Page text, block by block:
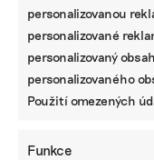
personalizovanou
personalizované
personalizovaný
personalizovaného
Použití omezených
Funkce
STÁHNĚTE SI NAŠE E-